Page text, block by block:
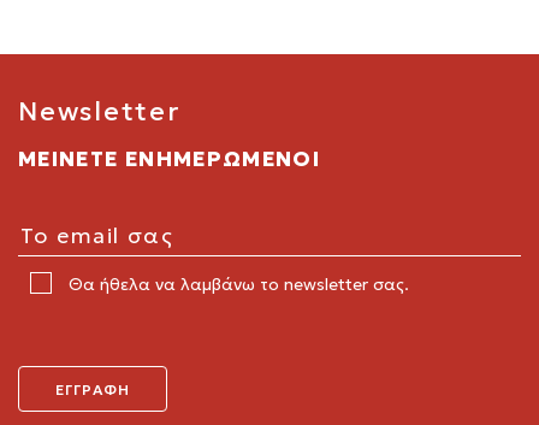
Newsletter
ΜΕΙΝΕΤΕ ΕΝΗΜΕΡΩΜΕΝΟΙ
Θα ήθελα να λαμβάνω το newsletter σας.